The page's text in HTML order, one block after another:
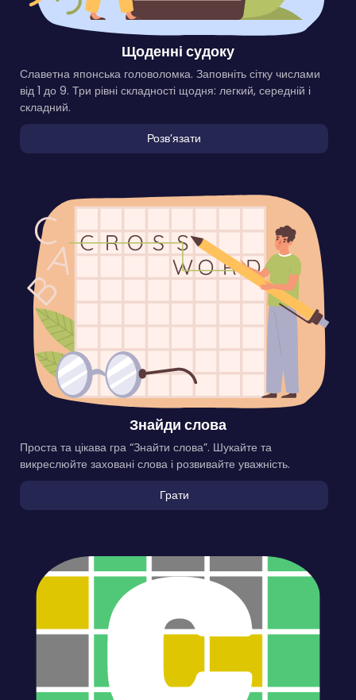
Щоденні судоку
Славетна японська головоломка. Заповніть сітку числами
від 1 до 9. Три рівні складності щодня: легкий, середній і
складний.
Розвʼязати
Знайди слова
Проста та цікава гра “Знайти слова”. Шукайте та
викреслюйте заховані слова і розвивайте уважність.
Грати